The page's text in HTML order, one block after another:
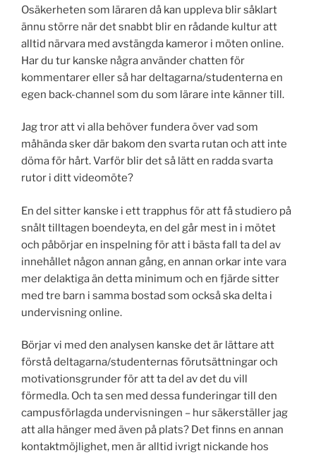
Osäkerheten som läraren då kan uppleva blir såklart
ännu större när det snabbt blir en rådande kultur att
alltid närvara med avstängda kameror i möten online.
Har du tur kanske några använder chatten för
kommentarer eller så har deltagarna/studenterna en
egen back-channel som du som lärare inte känner till.
Jag tror att vi alla behöver fundera över vad som
måhända sker där bakom den svarta rutan och att inte
döma för hårt. Varför blir det så lätt en radda svarta
rutor i ditt videomöte?
En del sitter kanske i ett trapphus för att få studiero på
snålt tilltagen boendeyta, en del går mest in i mötet
och påbörjar en inspelning för att i bästa fall ta del av
innehållet någon annan gång, en annan orkar inte vara
mer delaktiga än detta minimum och en fjärde sitter
med tre barn i samma bostad som också ska delta i
undervisning online.
Börjar vi med den analysen kanske det är lättare att
förstå deltagarna/studenternas förutsättningar och
motivationsgrunder för att ta del av det du vill
förmedla. Och ta sen med dessa funderingar till den
campusförlagda undervisningen – hur säkerställer jag
att alla hänger med även på plats? Det finns en annan
kontaktmöjlighet, men är alltid ivrigt nickande hos